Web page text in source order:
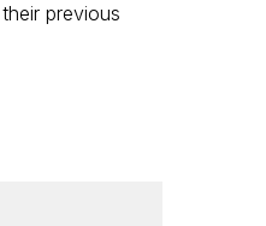
previous